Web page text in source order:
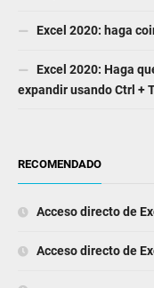
Excel 2020: haga
Excel 2020: Haga
expandir usando Ctrl +
RECOMENDADO
Acceso directo de
Acceso directo de